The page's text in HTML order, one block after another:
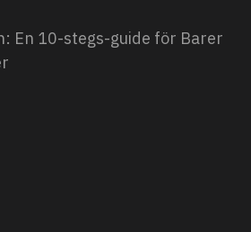
En 10-stegs-guide för Barer